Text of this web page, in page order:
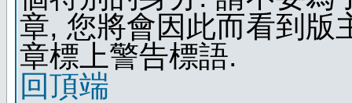
章, 您將會因此而看到版
章標上警告標語.
回頂端